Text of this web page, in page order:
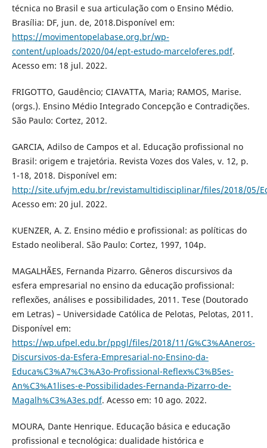
técnica no Brasil e sua articulação com o Ensino Médio.
Brasília: DF, jun. de, 2018.Disponível em:
https://movimentopelabase.org.br/wp-
content/uploads/2020/04/ept-estudo-marceloferes.pdf.
Acesso em: 18 jul. 2022.
FRIGOTTO, Gaudêncio; CIAVATTA, Maria; RAMOS, Marise.
(orgs.). Ensino Médio Integrado Concepção e Contradições.
São Paulo: Cortez, 2012.
GARCIA, Adilso de Campos et al. Educação profissional no
Brasil: origem e trajetória. Revista Vozes dos Vales, v. 12, p.
1-18, 2018. Disponível em:
http://site.ufvjm.edu.br/revistamultidisciplinar/files/2018/05/
Acesso em: 20 jul. 2022.
KUENZER, A. Z. Ensino médio e profissional: as políticas do
Estado neoliberal. São Paulo: Cortez, 1997, 104p.
MAGALHÃES, Fernanda Pizarro. Gêneros discursivos da
esfera empresarial no ensino da educação profissional:
reflexões, análises e possibilidades, 2011. Tese (Doutorado
em Letras) – Universidade Católica de Pelotas, Pelotas, 2011.
Disponível em:
https://wp.ufpel.edu.br/ppgl/files/2018/11/G%C3%AAneros-
Discursivos-da-Esfera-Empresarial-no-Ensino-da-
Educa%C3%A7%C3%A3o-Profissional-Reflex%C3%B5es-
An%C3%A1lises-e-Possibilidades-Fernanda-Pizarro-de-
Magalh%C3%A3es.pdf. Acesso em: 10 ago. 2022.
MOURA, Dante Henrique. Educação básica e educação
profissional e tecnológica: dualidade histórica e